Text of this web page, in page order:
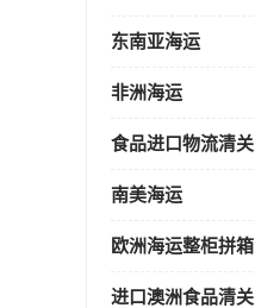
东南亚海运
非洲海运
食品进口物流清关
南美海运
欧洲海运整柜拼箱
进口澳洲食品清关